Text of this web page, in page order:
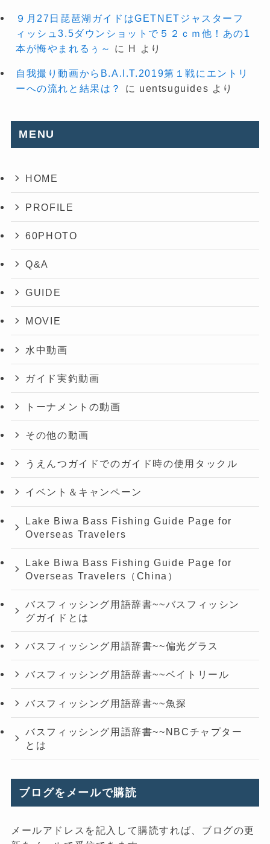
９月27日琵琶湖ガイドはGETNETジャスターフ
ィッシュ3.5ダウンショットで５２ｃｍ他！あの1
本が悔やまれるぅ～
に H より
自我撮り動画からB.A.I.T.2019第１戦にエントリ
ーへの流れと結果は？
に uentsuguides より
MENU
HOME
PROFILE
60PHOTO
Q&A
GUIDE
MOVIE
水中動画
ガイド実釣動画
トーナメントの動画
その他の動画
うえんつガイドでのガイド時の使用タックル
イベント＆キャンペーン
Lake Biwa Bass Fishing Guide Page for
Overseas Travelers
Lake Biwa Bass Fishing Guide Page for
Overseas Travelers（China）
バスフィッシング用語辞書~~バスフィッシン
グガイドとは
バスフィッシング用語辞書~~偏光グラス
バスフィッシング用語辞書~~ベイトリール
バスフィッシング用語辞書~~魚探
バスフィッシング用語辞書~~NBCチャプター
とは
ブログをメールで購読
メールアドレスを記入して購読すれば、ブログの更